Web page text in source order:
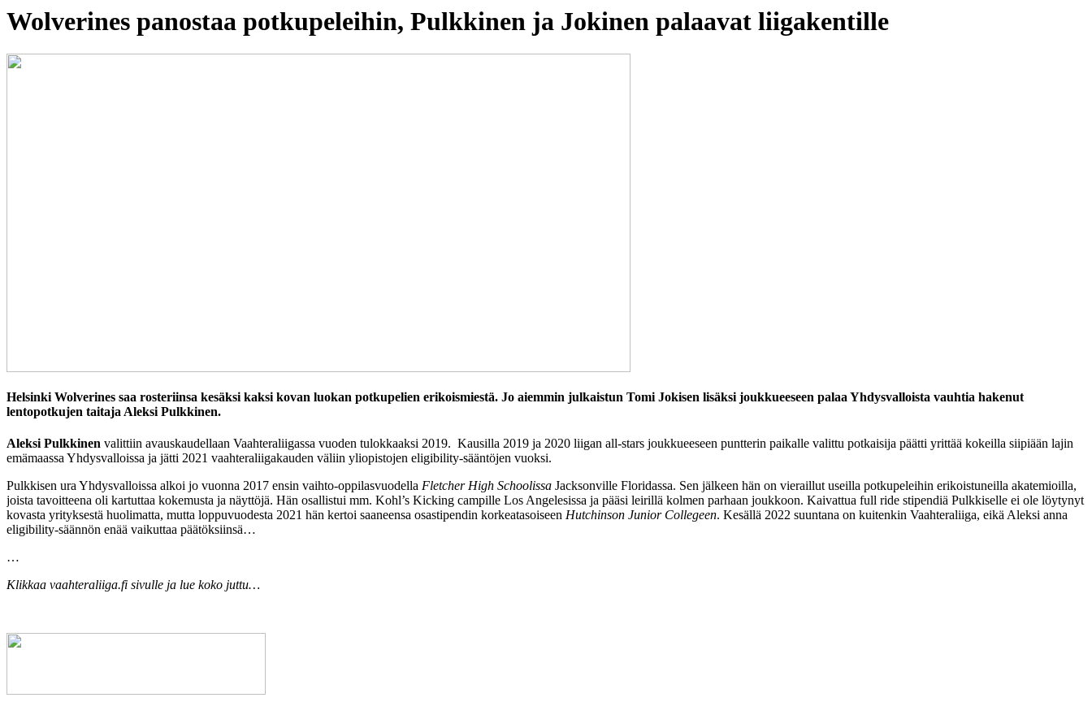
Wolverines panostaa potkupeleihin, Pulkkinen ja Jokinen palaavat liigakentille
Helsinki Wolverines saa rosteriinsa kesäksi kaksi kovan luokan potkupelien erikoismiestä. Jo aiemmin julkaistun Tomi Jokisen lisäksi joukkueeseen palaa Yhdysvalloista vauhtia hakenut
lentopotkujen taitaja Aleksi Pulkkinen.
Aleksi Pulkkinen valittiin avauskaudellaan Vaahteraliigassa vuoden tulokkaaksi 2019. Kausilla 2019 ja 2020 liigan all-stars joukkueeseen puntterin paikalle valittu potkaisija päätti yrittää kokeilla siipiään lajin
emämaassa Yhdysvalloissa ja jätti 2021 vaahteraliigakauden väliin yliopistojen eligibility-sääntöjen vuoksi.
Pulkkisen ura Yhdysvalloissa alkoi jo vuonna 2017 ensin vaihto-oppilasvuodella Fletcher High Schoolissa Jacksonville Floridassa. Sen jälkeen hän on vieraillut useilla potkupeleihin erikoistuneilla akatemioilla,
joista tavoitteena oli kartuttaa kokemusta ja näyttöjä. Hän osallistui mm. Kohl’s Kicking campille Los Angelesissa ja pääsi leirillä kolmen parhaan joukkoon. Kaivattua full ride stipendiä Pulkkiselle ei ole löytynyt
kovasta yrityksestä huolimatta, mutta loppuvuodesta 2021 hän kertoi saaneensa osastipendin korkeatasoiseen Hutchinson Junior Collegeen. Kesällä 2022 suuntana on kuitenkin Vaahteraliiga, eikä Aleksi anna
eligibility-säännön enää vaikuttaa päätöksiinsä…
…
Klikkaa vaahteraliiga.fi sivulle ja lue koko juttu…